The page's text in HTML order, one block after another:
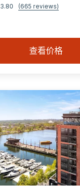
3.80
(665 reviews)
查看价格